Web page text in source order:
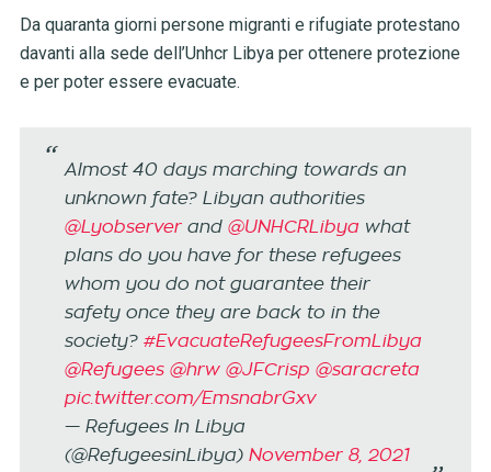
Da quaranta giorni persone migranti e rifugiate protestano
davanti alla sede dell’Unhcr Libya per ottenere protezione
e per poter essere evacuate.
Almost 40 days marching towards an
unknown fate? Libyan authorities
@Lyobserverand @UNHCRLibyawhat
plans do you have for these refugees
whom you do not guarantee their
safety once they are back to in the
society? #EvacuateRefugeesFromLibya
@Refugees @hrw @JFCrisp @saracreta
pic.twitter.com/EmsnabrGxv
— Refugees In Libya
(@RefugeesinLibya) November 8, 2021